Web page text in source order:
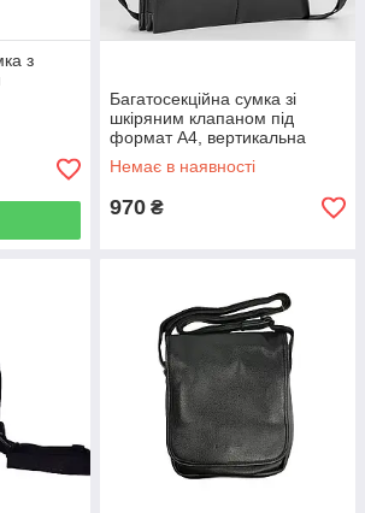
з
Багатосекційна сумка зі
шкіряним клапаном під
формат А4, вертикальна
Немає в наявності
970 ₴